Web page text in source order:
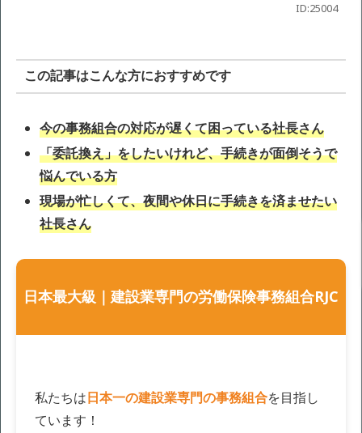
b
o
o
k
ID:25004
この記事はこんな方におすすめです
今の事務組合の対応が遅くて困っている社長さん
「委託換え」をしたいけれど、手続きが面倒そうで
悩んでいる方
現場が忙しくて、夜間や休日に手続きを済ませたい
社長さん
日本最大級｜建設業専門の労働保険事務組合RJC
私たちは日本一の建設業専門の事務組合を目指し
ています！